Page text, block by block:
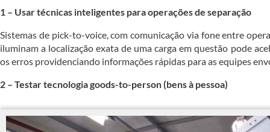
1 – Usar técnicas inteligentes para operações de separação
Sistemas de pick-to-voice, com comunicação via fone entre
iluminam a localização exata de uma carga em questão pode
os erros providenciando informações rápidas para as equipes
2 – Testar tecnologia goods-to-person (bens à pessoa)